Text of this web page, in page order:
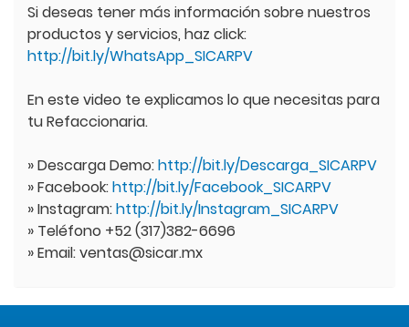
Si deseas tener más información sobre nuestros
productos y servicios, haz click:
http://bit.ly/WhatsApp_SICARPV
En este video te explicamos lo que necesitas para
tu Refaccionaria.
» Descarga Demo:http://bit.ly/Descarga_SICARPV
» Facebook:http://bit.ly/Facebook_SICARPV
» Instagram:http://bit.ly/Instagram_SICARPV
» Teléfono +52 (317)382-6696
» Email: ventas@sicar.mx